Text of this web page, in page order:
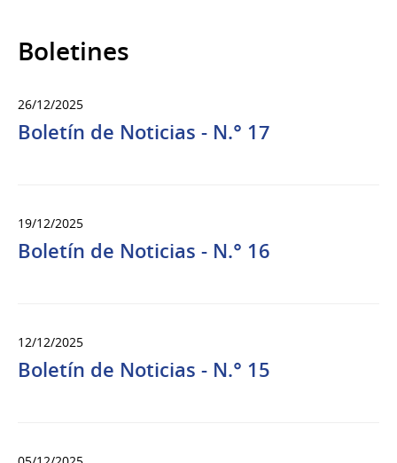
Boletines
26/12/2025
Boletín de Noticias - N.° 17
19/12/2025
Boletín de Noticias - N.° 16
12/12/2025
Boletín de Noticias - N.° 15